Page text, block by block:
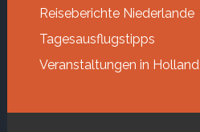
Reiseberichte Niederlande
Tagesausflugstipps
Veranstaltungen in Holland